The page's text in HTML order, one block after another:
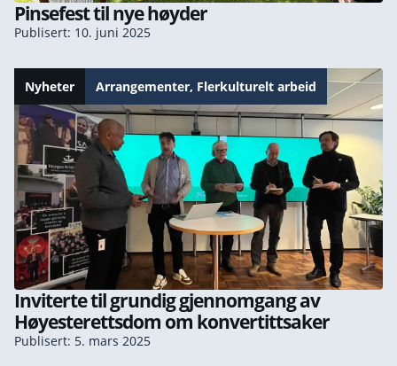
Pinsefest til nye høyder
Publisert: 10. juni 2025
Nyheter Arrangementer, Flerkulturelt arbeid
Inviterte til grundig gjennomgang av
Høyesterettsdom om konvertittsaker
Publisert: 5. mars 2025